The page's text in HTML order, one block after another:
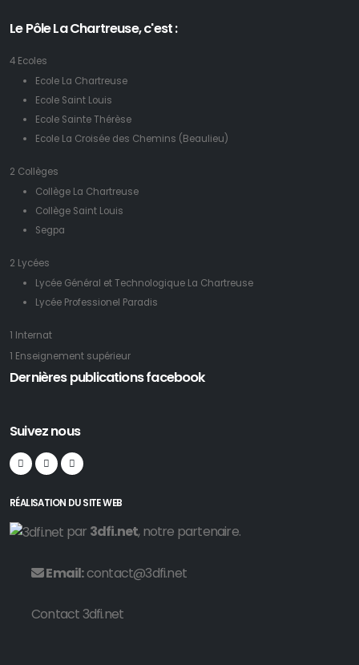
Le Pôle La Chartreuse, c'est :
4 Ecoles
Ecole La Chartreuse
Ecole Saint Louis
Ecole Sainte Thérèse
Ecole La Croisée des Chemins (Beaulieu)
2 Collèges
Collège La Chartreuse
Collège Saint Louis
Segpa
2 Lycées
Lycée Général et Technologique La Chartreuse
Lycée Professionel Paradis
1 Internat
1 Enseignement supérieur
Dernières publications facebook
Suivez nous
RÉALISATION DU SITE WEB
par 3dfi.net, notre partenaire.
Email:contact@3dfi.net
Contact 3dfi.net